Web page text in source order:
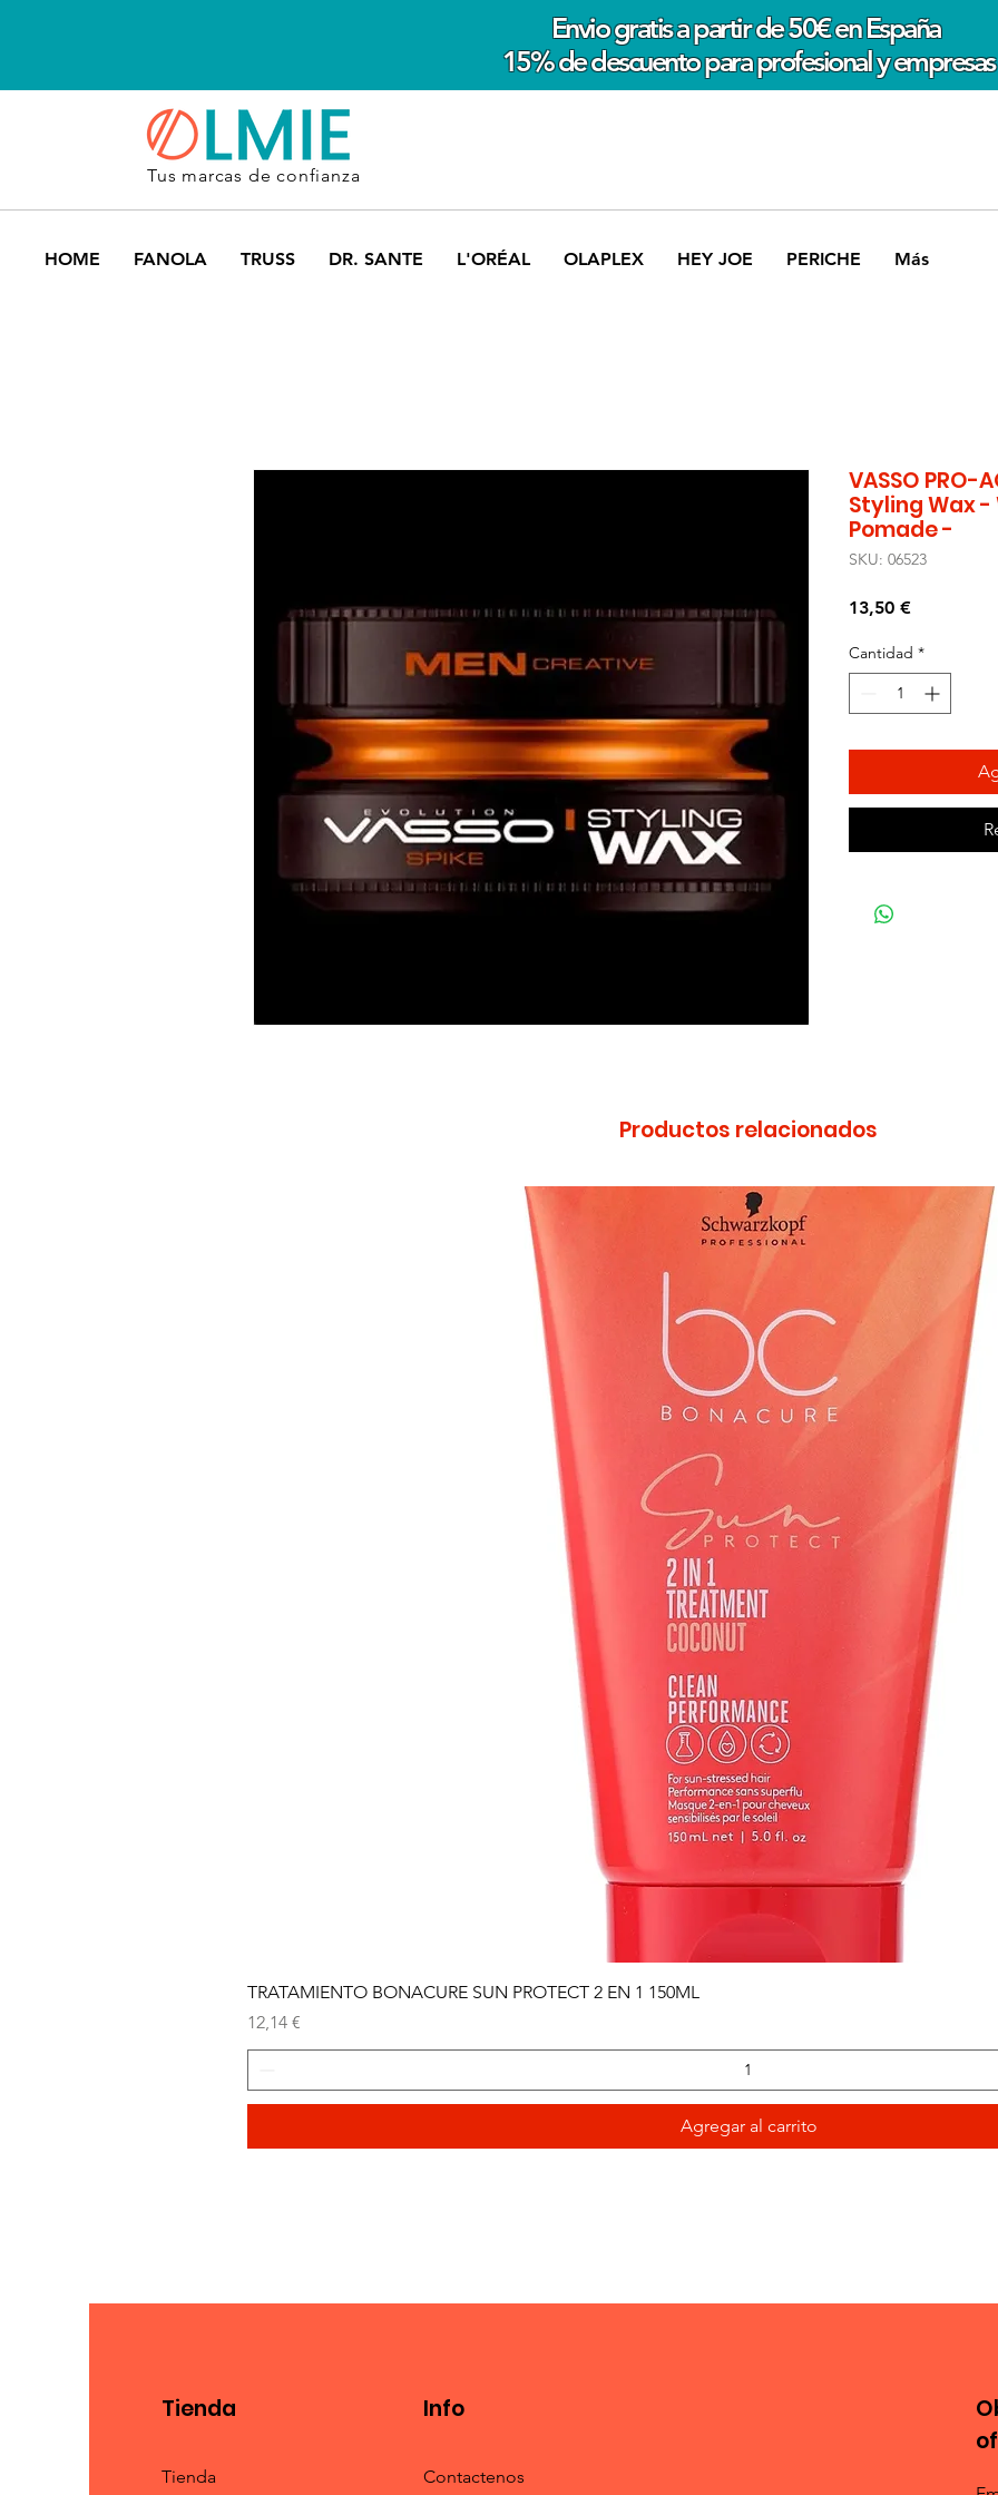
Envio gratis a partir de 50€ en España
15% de descuento para profesional y empresas
Tus marcas de confianza
HOME FANOLA TRUSS DR. SANTE L'ORÉAL OLAPLEX HEY JOE PERICHE Más
VASSO PRO-
Styling Wax -
Pomade -
SKU: 06523
13,50 €Precio
Cantidad *
Productos relacionados
TRATAMIENTO BONACURE SUN PROTECT 2 EN 1 150ML
Precio
12,14 €
Agregar al carrito
Tienda
Tienda
Info
Contactenos